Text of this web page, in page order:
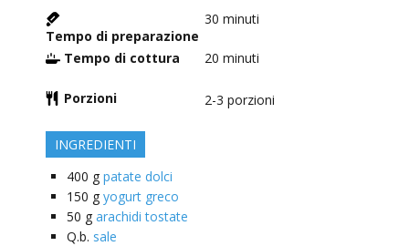
Tempo di preparazione
30 minuti
Tempo di cottura 20 minuti
Porzioni 2-3 porzioni
INGREDIENTI
400 g patate dolci
150 g yogurt greco
50 g arachidi tostate
Q.b. sale